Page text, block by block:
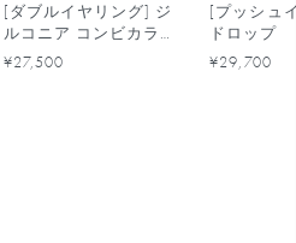
[ダブルイヤリング] ジ
ルコニア コンビカラ
ー
¥27,500
[プッシュ
ドロップ
¥29,700